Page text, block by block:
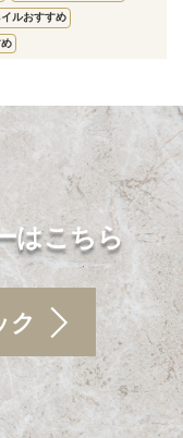
ルおすすめ
はこちら
ク